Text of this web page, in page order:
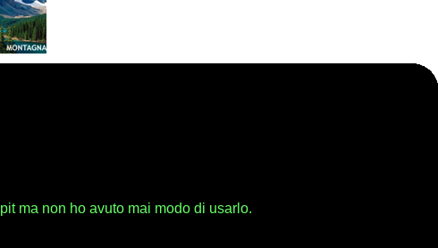
ma non ho avuto mai modo di usarlo.